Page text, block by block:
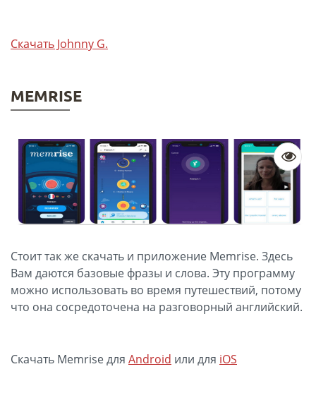
Скачать Johnny G.
MEMRISE
Стоит так же скачать и приложение Memrise. Здесь
Вам даются базовые фразы и слова. Эту программу
можно использовать во время путешествий, потому
что она сосредоточена на разговорный английский.
Скачать Memrise для Android или для iOS